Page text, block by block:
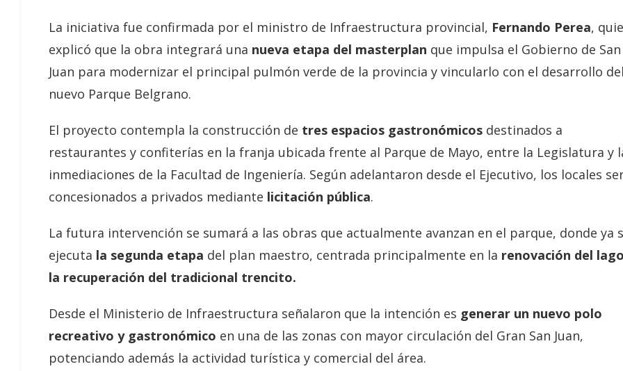
La iniciativa fue confirmada por el ministro de Infraestructura provincial, Fernando Perea,
explicó que la obra integrará una nueva etapa del masterplan que impulsa el Gobierno de San
Juan para modernizar el principal pulmón verde de la provincia y vincularlo con el desarrollo
nuevo Parque Belgrano.
El proyecto contempla la construcción de tres espacios gastronómicos destinados a
restaurantes y confiterías en la franja ubicada frente al Parque de Mayo, entre la Legislatura y
inmediaciones de la Facultad de Ingeniería. Según adelantaron desde el Ejecutivo, los locales
concesionados a privados mediante licitación pública.
La futura intervención se sumará a las obras que actualmente avanzan en el parque, donde ya
ejecuta la segunda etapa del plan maestro, centrada principalmente en la renovación del
la recuperación del tradicional trencito.
Desde el Ministerio de Infraestructura señalaron que la intención es generar un nuevo polo
recreativo y gastronómico en una de las zonas con mayor circulación del Gran San Juan,
potenciando además la actividad turística y comercial del área.